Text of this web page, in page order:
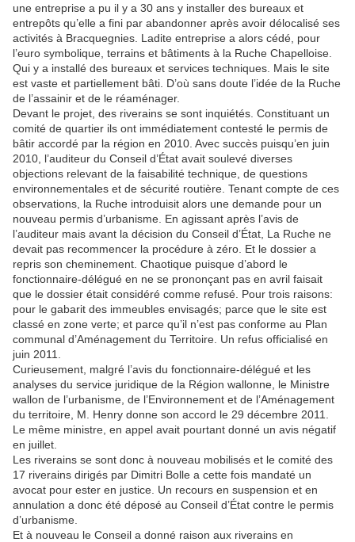
une entreprise a pu il y a 30 ans y installer des bureaux et
entrepôts qu’elle a fini par abandonner après avoir délocalisé ses
activités à Bracquegnies. Ladite entreprise a alors cédé, pour
l’euro symbolique, terrains et bâtiments à la Ruche Chapelloise.
Qui y a installé des bureaux et services techniques. Mais le site
est vaste et partiellement bâti. D’où sans doute l’idée de la Ruche
de l’assainir et de le réaménager.
Devant le projet, des riverains se sont inquiétés. Constituant un
comité de quartier ils ont immédiatement contesté le permis de
bâtir accordé par la région en 2010. Avec succès puisqu’en juin
2010, l’auditeur du Conseil d’État avait soulevé diverses
objections relevant de la faisabilité technique, de questions
environnementales et de sécurité routière. Tenant compte de ces
observations, la Ruche introduisit alors une demande pour un
nouveau permis d’urbanisme. En agissant après l’avis de
l’auditeur mais avant la décision du Conseil d’État, La Ruche ne
devait pas recommencer la procédure à zéro. Et le dossier a
repris son cheminement. Chaotique puisque d’abord le
fonctionnaire-délégué en ne se prononçant pas en avril faisait
que le dossier était considéré comme refusé. Pour trois raisons:
pour le gabarit des immeubles envisagés; parce que le site est
classé en zone verte; et parce qu’il n’est pas conforme au Plan
communal d’Aménagement du Territoire. Un refus officialisé en
juin 2011.
Curieusement, malgré l’avis du fonctionnaire-délégué et les
analyses du service juridique de la Région wallonne, le Ministre
wallon de l’urbanisme, de l’Environnement et de l’Aménagement
du territoire, M. Henry donne son accord le 29 décembre 2011.
Le même ministre, en appel avait pourtant donné un avis négatif
en juillet.
Les riverains se sont donc à nouveau mobilisés et le comité des
17 riverains dirigés par Dimitri Bolle a cette fois mandaté un
avocat pour ester en justice. Un recours en suspension et en
annulation a donc été déposé au Conseil d’État contre le permis
d’urbanisme.
Et à nouveau le Conseil a donné raison aux riverains en